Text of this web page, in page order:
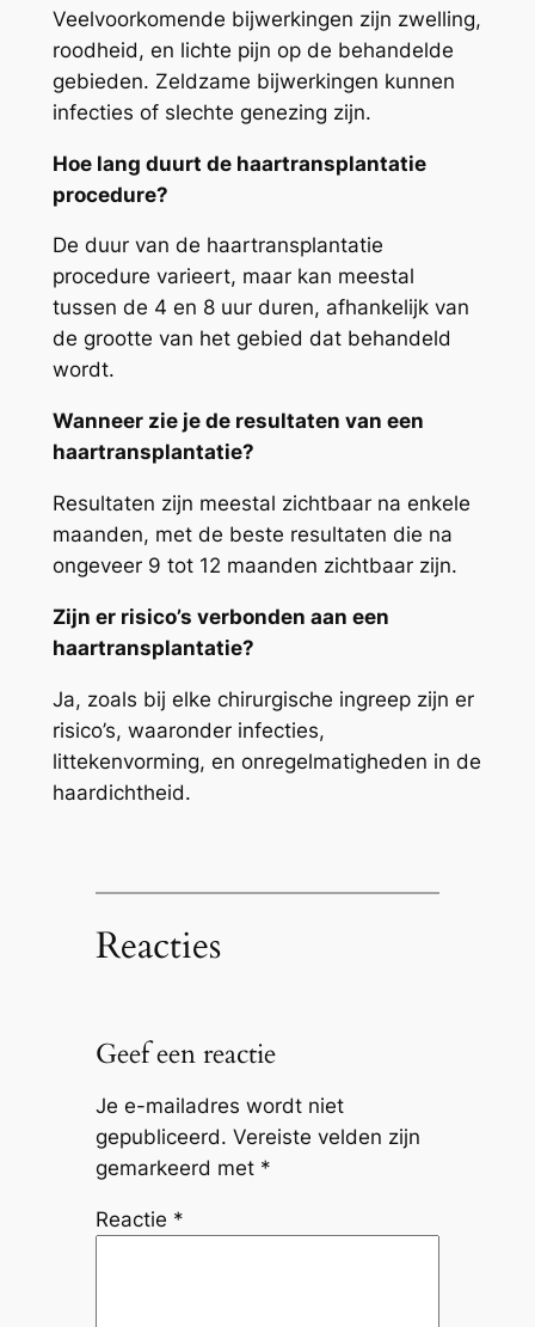
Veelvoorkomende bijwerkingen zijn zwelling,
roodheid, en lichte pijn op de behandelde
gebieden. Zeldzame bijwerkingen kunnen
infecties of slechte genezing zijn.
Hoe lang duurt de haartransplantatie
procedure?
De duur van de haartransplantatie
procedure varieert, maar kan meestal
tussen de 4 en 8 uur duren, afhankelijk van
de grootte van het gebied dat behandeld
wordt.
Wanneer zie je de resultaten van een
haartransplantatie?
Resultaten zijn meestal zichtbaar na enkele
maanden, met de beste resultaten die na
ongeveer 9 tot 12 maanden zichtbaar zijn.
Zijn er risico’s verbonden aan een
haartransplantatie?
Ja, zoals bij elke chirurgische ingreep zijn er
risico’s, waaronder infecties,
littekenvorming, en onregelmatigheden in de
haardichtheid.
Reacties
Geef een reactie
Je e-mailadres wordt niet
gepubliceerd. Vereiste velden zijn
gemarkeerd met *
Reactie *